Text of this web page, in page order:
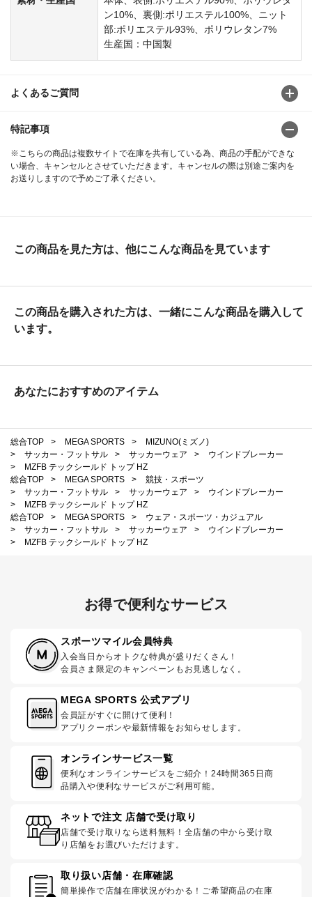
ン10%、裏側:ポリエステル100%、ニット
部:ポリエステル93%、ポリウレタン7%
生産国：中国製
よくあるご質問
特記事項
※こちらの商品は複数サイトで在庫を共有している為、商品の手配ができな
い場合、キャンセルとさせていただきます。キャンセルの際は別途ご案内を
お送りしますので予めご了承ください。
この商品を見た方は、他にこんな商品を見ています
この商品を購入された方は、一緒にこんな商品を購入して
います。
あなたにおすすめのアイテム
総合TOP > MEGA SPORTS >
MIZUNO(ミズノ)
>
サッカー・フットサル > サッカーウェア >
ウインドブレーカー
>
MZFB テックシールド トップ HZ
総合TOP
> MEGA SPORTS >
競技・スポーツ
>
サッカー・フットサル > サッカーウェア >
ウインドブレーカー
>
MZFB テックシールド トップ HZ
総合TOP
> MEGA SPORTS >
ウェア・スポーツ・カジュアル
>
サッカー・フットサル > サッカーウェア >
ウインドブレーカー
>
MZFB テックシールド トップ HZ
お得で便利なサービス
スポーツマイル会員特典
入会当日からオトクな特典が盛りだくさん！
会員さま限定のキャンペーンもお見逃しなく。
MEGA SPORTS 公式アプリ
会員証がすぐに開けて便利！
アプリクーポンや最新情報をお知らせします。
オンラインサービス一覧
便利なオンラインサービスをご紹介！24時間365日商
品購入や便利なサービスがご利用可能。
ネットで注文 店舗で受け取り
店舗で受け取りなら送料無料！全店舗の中から受け取
り店舗をお選びいただけます。
取り扱い店舗・在庫確認
簡単操作で店舗在庫状況がわかる！ご希望商品の在庫